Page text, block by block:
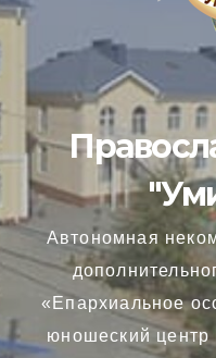
Автономная
«Епархиальное
юношеский центр